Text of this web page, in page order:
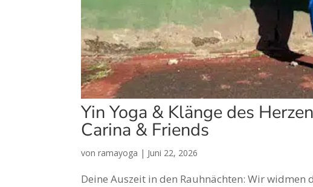
Yin Yoga & Klänge des
Carina & Friends
vonramayoga | Juni 22, 2026
Deine Auszeit in den Rauhnächten: Wir widmen